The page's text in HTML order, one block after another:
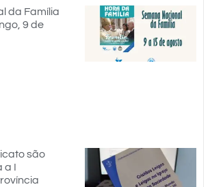
da Família
9 de
são
a I